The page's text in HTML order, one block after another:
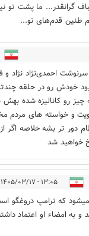
گرانقدر... ما پشت تو
طنین قدم‌های تو...
سرنوشت احمدی‌نژاد نژاد
بود خودش رو در حلقه
چیز رو کانالیزه شده بهش
و خواسته های مردم
دور تر بشه خلاصه اگر
خواهید شد
۱۳:۰۵ - ۱۴۰۵/۰۳/۱۷
میشود که ترامپ دروغگو
و به امضاء او اعتماد